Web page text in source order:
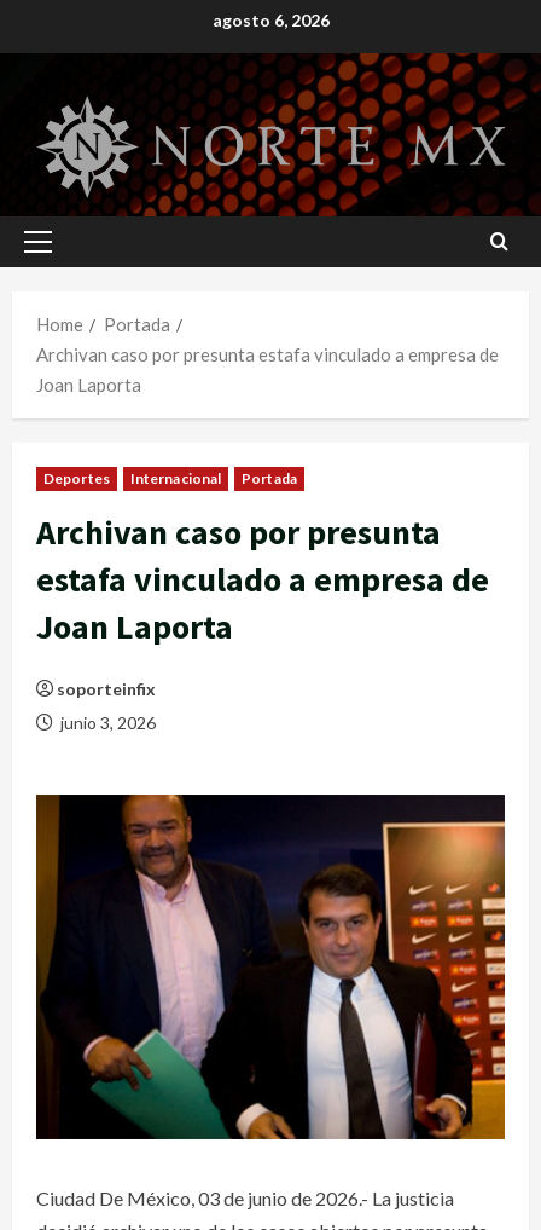
to
agosto 6, 2026
Primary
Home
Portada
Archivan caso por presunta estafa vinculado a empresa de
Joan Laporta
Deportes Internacional Portada
Archivan caso por presunta
estafa vinculado a empresa de
Joan Laporta
soporteinfix
junio 3, 2026
Ciudad De México, 03 de junio de 2026.- La justicia